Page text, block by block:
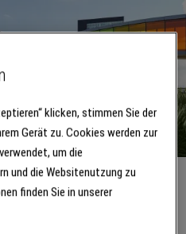
klicken, stimmen Sie der
Gerät zu. Cookies werden zur
um die
und die Websitenutzung zu
finden Sie in unserer